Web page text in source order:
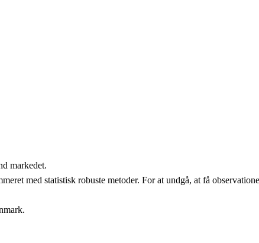
markedet.
med statistisk robuste metoder. For at undgå, at få